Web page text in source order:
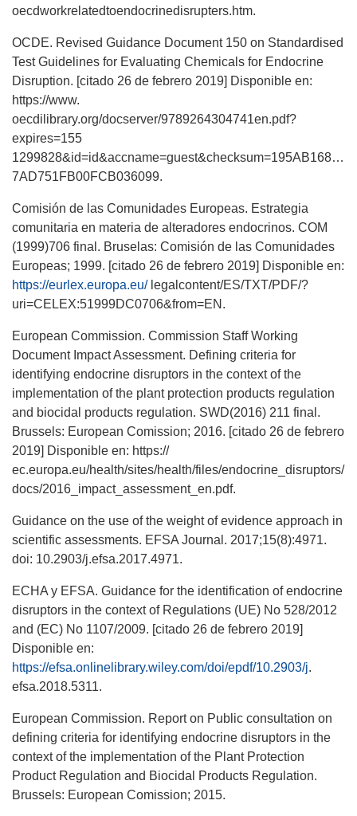
oecdworkrelatedtoendocrinedisrupters.htm.
OCDE. Revised Guidance Document 150 on Standardised
Test Guidelines for Evaluating Chemicals for Endocrine
Disruption. [citado 26 de febrero 2019] Disponible en:
https://www.
oecdilibrary.org/docserver/9789264304741en.pdf?
expires=155
7AD751FB00FCB036099.
Comisión de las Comunidades Europeas. Estrategia
comunitaria en materia de alteradores endocrinos. COM
(1999)706 final. Bruselas: Comisión de las Comunidades
Europeas; 1999. [citado 26 de febrero 2019] Disponible en:
https://eurlex.europa.eu/legalcontent/ES/TXT/PDF/?
uri=CELEX:51999DC0706&from=EN.
European Commission. Commission Staff Working
Document Impact Assessment. Defining criteria for
identifying endocrine disruptors in the context of the
implementation of the plant protection products regulation
and biocidal products regulation. SWD(2016) 211 final.
Brussels: European Comission; 2016. [citado 26 de febrero
2019] Disponible en: https://
ec.europa.eu/health/sites/health/files/endocrine_disruptors/
docs/2016_impact_assessment_en.pdf.
Guidance on the use of the weight of evidence approach in
scientific assessments. EFSA Journal. 2017;15(8):4971.
doi: 10.2903/j.efsa.2017.4971.
ECHA y EFSA. Guidance for the identification of endocrine
disruptors in the context of Regulations (UE) No 528/2012
and (EC) No 1107/2009. [citado 26 de febrero 2019]
Disponible en:
https://efsa.onlinelibrary.wiley.com/doi/epdf/10.2903/j.
efsa.2018.5311.
European Commission. Report on Public consultation on
defining criteria for identifying endocrine disruptors in the
context of the implementation of the Plant Protection
Product Regulation and Biocidal Products Regulation.
Brussels: European Comission; 2015.